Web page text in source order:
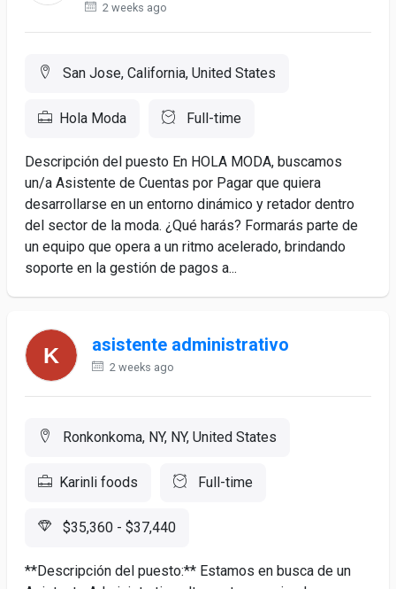
2 weeks ago
San Jose, California, United States
Hola Moda Full-time
Descripción del puesto En HOLA MODA, buscamos
un/a Asistente de Cuentas por Pagar que quiera
desarrollarse en un entorno dinámico y retador dentro
del sector de la moda. ¿Qué harás? Formarás parte de
un equipo que opera a un ritmo acelerado, brindando
soporte en la gestión de pagos a...
asistente administrativo
2 weeks ago
Ronkonkoma, NY, NY, United States
Karinli foods Full-time
$35,360 - $37,440
**Descripción del puesto:** Estamos en busca de un